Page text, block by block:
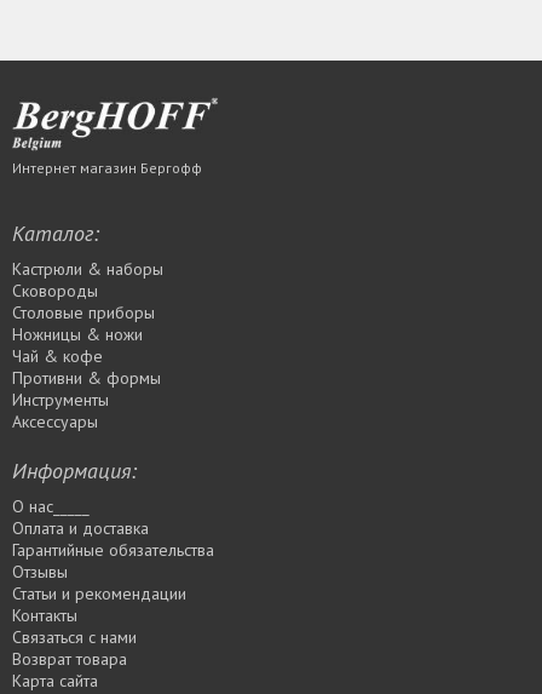
Интернет магазин Бергофф
Каталог:
Кастрюли & наборы
Сковороды
Столовые приборы
Ножницы & ножи
Чай & кофе
Противни & формы
Инструменты
Аксессуары
Информация:
О нас_____
Оплата и доставка
Гарантийные обязательства
Отзывы
Статьи и рекомендации
Контакты
Связаться с нами
Возврат товара
Карта сайта